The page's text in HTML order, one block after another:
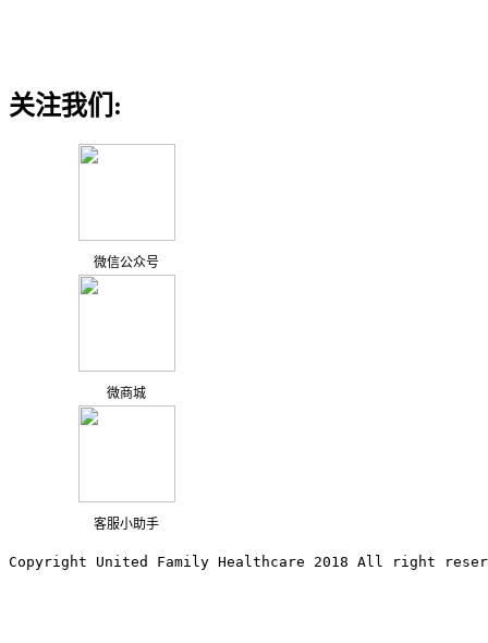
关注我们:
微信公众号
微商城
客服小助手
Copyright United Family Healthcare 2018 All right